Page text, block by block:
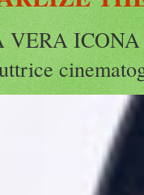
VERA ICONA